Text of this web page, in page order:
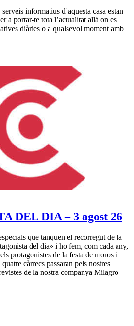
informatius d’aquesta casa estan
a portar-te tota l’actualitat allà on es
diàries o a qualsevol moment amb
DEL DIA – 3 agost 26
que tanquen el recorregut de la
del dia» i ho fem, com cada any,
protagonistes de la festa de moros i
càrrecs passaran pels nostres
de la nostra companya Milagro